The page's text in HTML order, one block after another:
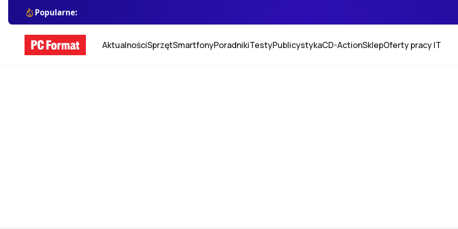
Popularne:
AktualnościSprzętSmartfonyPoradnikiTestyPublicystykaCD-ActionSklepOferty pracy IT